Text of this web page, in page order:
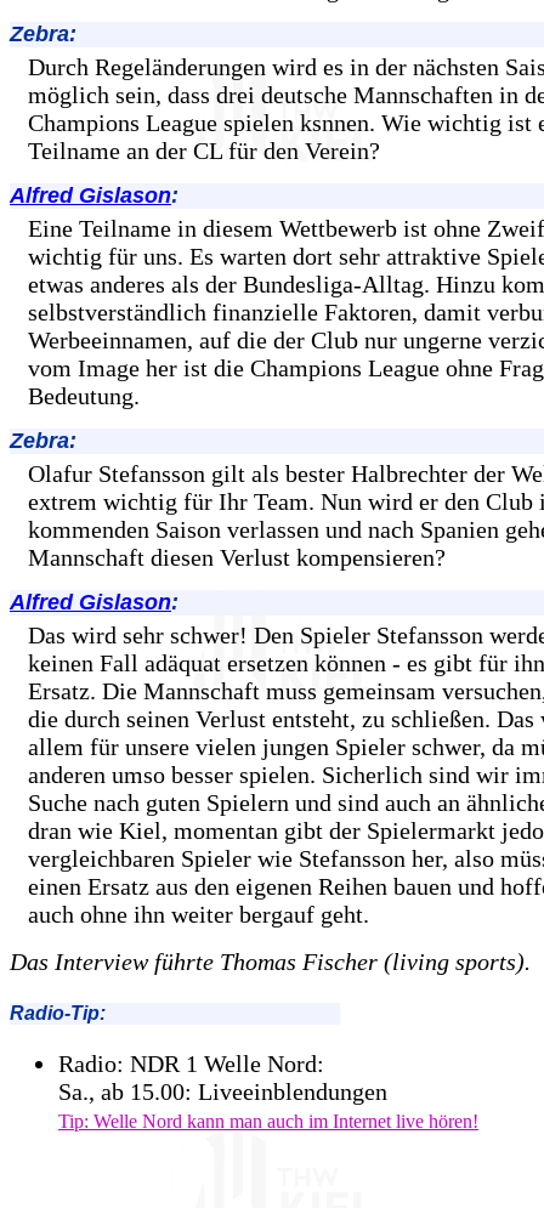
Zebra:
Durch Regeländerungen wird es in der nächsten
möglich sein, dass drei deutsche Mannschaften in
Champions League spielen ksnnen. Wie wichtig ist
Teilname an der CL für den Verein?
Alfred Gislason:
Eine Teilname in diesem Wettbewerb ist ohne
wichtig für uns. Es warten dort sehr attraktive
etwas anderes als der Bundesliga-Alltag. Hinzu
selbstverständlich finanzielle Faktoren, damit
Werbeeinnamen, auf die der Club nur ungerne
vom Image her ist die Champions League ohne
Bedeutung.
Zebra:
Olafur Stefansson gilt als bester Halbrechter der
extrem wichtig für Ihr Team. Nun wird er den Club
kommenden Saison verlassen und nach Spanien
Mannschaft diesen Verlust kompensieren?
Alfred Gislason:
Das wird sehr schwer! Den Spieler Stefansson
keinen Fall adäquat ersetzen können - es gibt für
Ersatz. Die Mannschaft muss gemeinsam
die durch seinen Verlust entsteht, zu schließen.
allem für unsere vielen jungen Spieler schwer, da
anderen umso besser spielen. Sicherlich sind wir
Suche nach guten Spielern und sind auch an
dran wie Kiel, momentan gibt der Spielermarkt
vergleichbaren Spieler wie Stefansson her, also
einen Ersatz aus den eigenen Reihen bauen und
auch ohne ihn weiter bergauf geht.
Das Interview führte Thomas Fischer (living sports).
Radio-Tip:
Radio: NDR 1 Welle Nord:
Sa., ab 15.00: Liveeinblendungen
Tip: Welle Nord kann man auch im Internet live hören!